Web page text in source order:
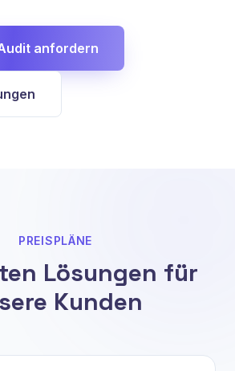
anfordern
PREISPLÄNE
Lösungen für
Kunden